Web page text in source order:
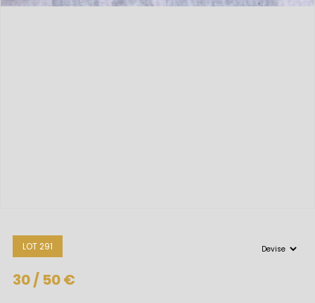
LOT 291
30 / 50 €